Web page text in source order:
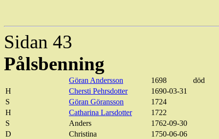
Sidan 43
Pålsbenning
Göran Andersson 1698
död
H
Chersti Pehrsdotter
1690-03-31
S
Göran Göransson
1724
H
Catharina Larsdotter
1722
S
Anders
1762-09-30
D
Christina
1750-06-06